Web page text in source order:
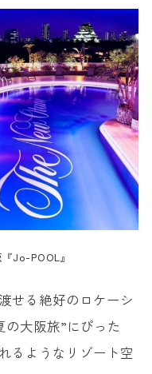
Jo-POOL』
せる絶好のロケーシ
の大阪旅”にぴった
るようなリゾート空